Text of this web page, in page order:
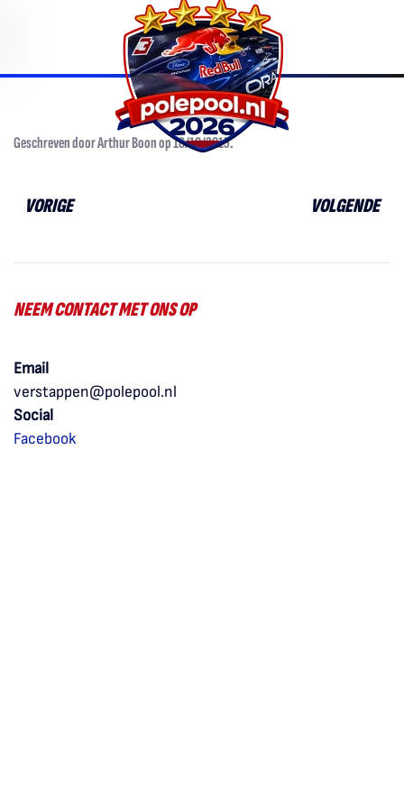
inhoud
Geschreven doorArthur Boonop18/10/2015.
VORIGE VOLGENDE
NEEM CONTACT MET ONS OP
Email
verstappen@polepool.nl
Social
Facebook